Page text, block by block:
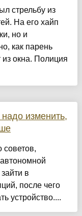
стрельбу из
На его хайп
но и
как парень
из окна. Полиция
изменить,
советов,
в
после чего
устройство....